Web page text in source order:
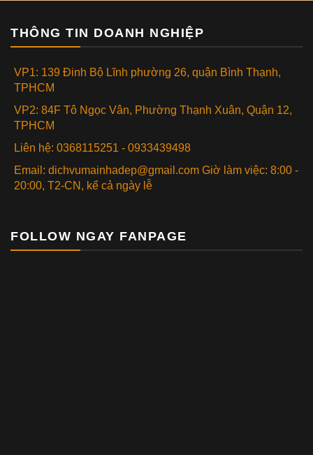
THÔNG TIN DOANH NGHIỆP
VP1: 139 Đinh Bộ Lĩnh phường 26, quận Bình Thạnh,
TPHCM
VP2: 84F Tô Ngọc Vân, Phường Thạnh Xuân, Quận 12,
TPHCM
Liên hệ: 0368115251 - 0933439498
Email: dichvumainhadep@gmail.com Giờ làm việc: 8:00 -
20:00, T2-CN, kể cả ngày lễ
FOLLOW NGAY FANPAGE